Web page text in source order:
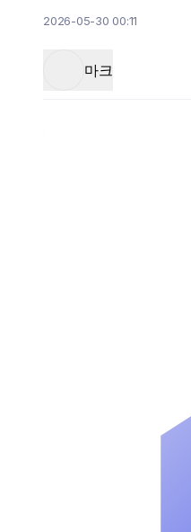
2026-05-30 00:11
마크